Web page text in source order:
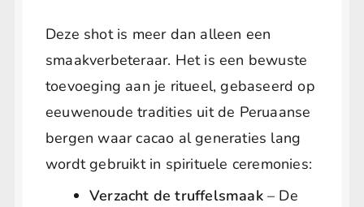
Deze shot is meer dan alleen een
smaakverbeteraar. Het is een bewuste
toevoeging aan je ritueel, gebaseerd op
eeuwenoude tradities uit de Peruaanse
bergen waar cacao al generaties lang
wordt gebruikt in spirituele ceremonies:
Verzacht de truffelsmaak– De